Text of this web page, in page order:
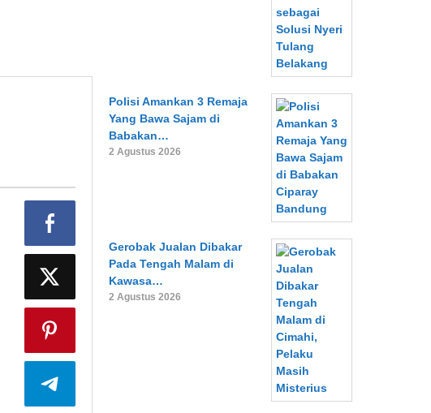
Polisi Amankan 3 Remaja
Yang Bawa Sajam di
Babakan…
2 Agustus 2026
Gerobak Jualan Dibakar
Pada Tengah Malam di
Kawasa…
2 Agustus 2026